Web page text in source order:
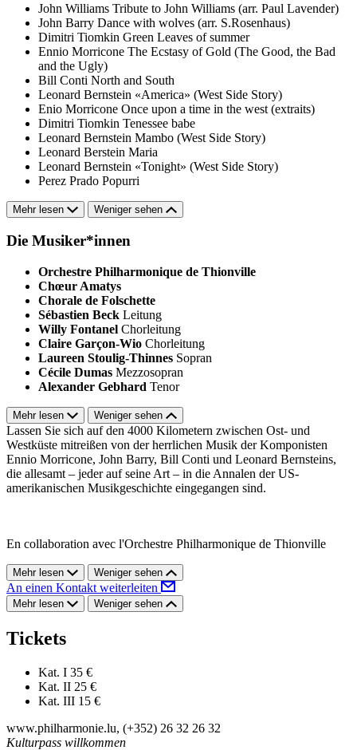
John Williams Tribute to John Williams (arr. Paul Lavender)
John Barry Dance with wolves (arr. S.Rosenhaus)
Dimitri Tiomkin Green Leaves of summer
Ennio Morricone The Ecstasy of Gold (The Good, the Bad
and the Ugly)
Bill Conti North and South
Leonard Bernstein «America» (West Side Story)
Enio Morricone Once upon a time in the west (extraits)
Dimitri Tiomkin Tenessee babe
Leonard Bernstein Mambo (West Side Story)
Leonard Berstein Maria
Leonard Bernstein «Tonight» (West Side Story)
Perez Prado Popurri
Mehr lesen Weniger sehen
Die Musiker*innen
Orchestre Philharmonique de Thionville
Chœur Amatys
Chorale de Folschette
Sébastien Beck Leitung
Willy Fontanel Chorleitung
Claire Garçon-Wio Chorleitung
Laureen Stoulig-Thinnes Sopran
Cécile Dumas Mezzosopran
Alexander Gebhard Tenor
Mehr lesen Weniger sehen
Lassen Sie sich auf den 4000 Kilometern zwischen Ost- und
Westküste mitreißen von der herrlichen Musik der Komponisten
Ennio Morricone, John Barry, Bill Conti und Leonard Bernsteins,
die allesamt – jeder auf seine Art – in die Annalen der US-
amerikanischen Musikgeschichte eingegangen sind.
En collaboration avec l'Orchestre Philharmonique de Thionville
Mehr lesen Weniger sehen
An einen Kontakt weiterleiten
Mehr lesen Weniger sehen
Tickets
Kat. I 35 €
Kat. II 25 €
Kat. III 15 €
www.philharmonie.lu, (+352) 26 32 26 32
Kulturpass willkommen